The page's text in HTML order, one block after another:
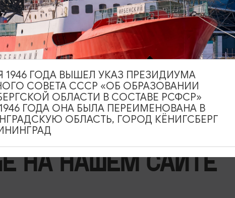
- 5700 рублей
vk.com/dkz39ru
dkz39.ru/
НА НАШЕМ САЙТЕ
1946 ГОДА ВЫШЕЛ УКАЗ ПРЕЗИДИУМА
СОВЕТА СССР «ОБ ОБРАЗОВАНИИ
ОБЛАСТИ В СОСТАВЕ РСФСР»
ГОДА ОНА БЫЛА ПЕРЕИМЕНОВАНА В
ОБЛАСТЬ, ГОРОД КЁНИГСБЕРГ